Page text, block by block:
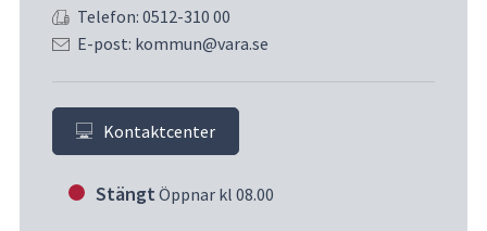
Telefon: 0512-310 00
E-post: kommun@vara.se
Kontaktcenter
Stängt Öppnar kl 08.00